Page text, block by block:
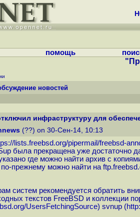
помощь
новостей
инфраструктуру для
(??) on 30-Сен-14, 10:13
lists.freebsd.org/pipermail/freebsd-
была прекращена уже достаточно
где можно найти архив с
по-прежнему можно найти на
систем рекомендуется обратить
текстов FreeBSD и коллекции
UsersFetchingSource) svnup (